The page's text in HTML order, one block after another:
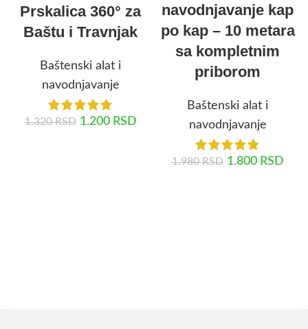
Prskalica 360° za
Baštu i Travnjak
Baštenski alat i
navodnjavanje
1.320RSD 1.200 RSD
navodnjavanje kap
po kap – 10 metara
sa kompletnim
priborom
Baštenski alat i
navodnjavanje
1.980RSD 1.800 RSD